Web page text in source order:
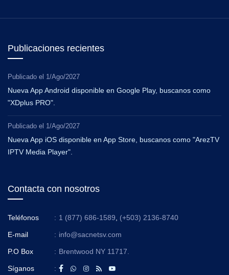
Publicaciones recientes
Publicado el 1/Ago/2027
Nueva App Android disponible en Google Play, buscanos como
"XDplus PRO".
Publicado el 1/Ago/2027
Nueva App iOS disponible en App Store, buscanos como "ArezTV
IPTV Media Player".
Contacta con nosotros
Teléfonos : 1 (877) 686-1589 (+503) 2136-8740
E-mail : info@sacnetsv.com
P.O Box : Brentwood NY 11717.
Síganos :